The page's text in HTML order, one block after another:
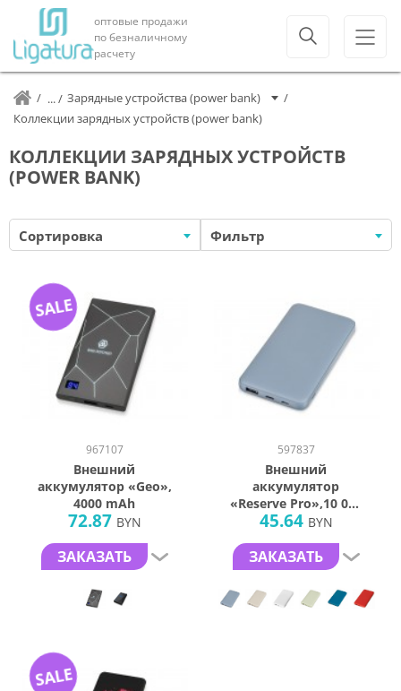
оптовые продажи
по безналичному
расчету
Зарядные устройства (power bank)
Коллекции зарядных устройств (power bank)
КОЛЛЕКЦИИ ЗАРЯДНЫХ УСТРОЙСТВ
(POWER BANK)
Сортировка Фильтр
967107
Внешний
аккумулятор «Geo»,
4000 mAh
72.87 BYN
ЗАКАЗАТЬ
SALE
597837
Внешний
аккумулятор
«Reserve Pro»,10 000
mAh
45.64 BYN
ЗАКАЗАТЬ
SALE